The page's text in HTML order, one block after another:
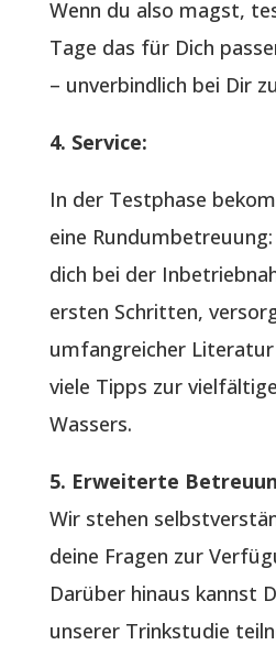
Wenn du also magst,
Tage das für Dich
– unverbindlich bei Dir
4. Service:
In der Testphase
eine
dich bei der
ersten Schritten,
umfangreicher
viele Tipps zur
Wassers.
5. Erweiterte
Wir stehen
deine Fragen zur
Darüber hinaus kannst
unserer Trinkstudie